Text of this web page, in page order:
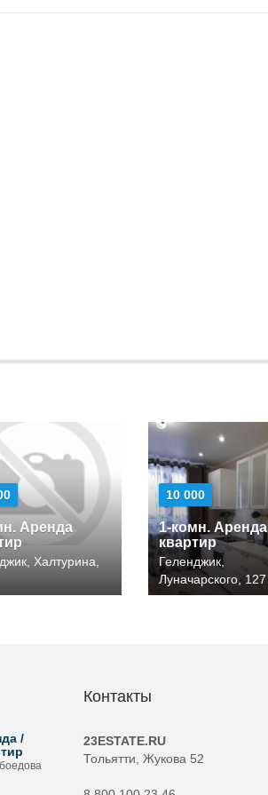
Аренда
Халтурина,
10 000
1-комн. Аренда
квартир
Геленджик,
Луначарского, 127
/
Контакты
23ESTATE.RU
Тольятти, Жукова 52